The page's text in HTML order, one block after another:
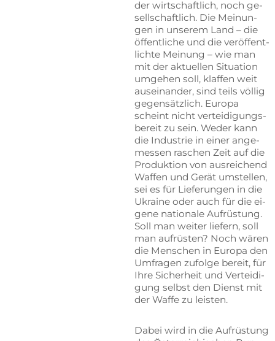
der wirt­schaft­lich, noch ge­
sell­schaft­lich. Die Mei­nun­
gen in un­se­rem Land – die
öf­fent­li­che und die ver­öf­fent­
lich­te Mei­nung – wie man
mit der ak­tu­el­len Si­tua­ti­on
um­ge­hen soll, klaf­fen weit
aus­ein­an­der, sind teils völ­lig
ge­gen­sätz­lich. Eu­ro­pa
scheint nicht ver­tei­di­gungs­
be­reit zu sein. We­der kann
die In­dus­trie in ei­ner an­ge­
mes­sen ra­schen Zeit auf die
Pro­duk­ti­on von aus­rei­chend
Waf­fen und Ge­rät um­stel­len,
sei es für Lie­fe­run­gen in die
Ukrai­ne oder auch für die ei­
ge­ne na­tio­na­le Auf­rüs­tung.
Soll man wei­ter lie­fern, soll
man auf­rüs­ten? Noch wä­ren
die Men­schen in Eu­ro­pa den
Um­fra­gen zu­fol­ge be­reit, für
Ihre Si­cher­heit und Ver­tei­di­
gung selbst den Dienst mit
der Waf­fe zu leisten.
Da­bei wird in die Auf­rüs­tung